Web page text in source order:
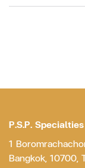
P.S.P.
1
Bangkok, 10700,